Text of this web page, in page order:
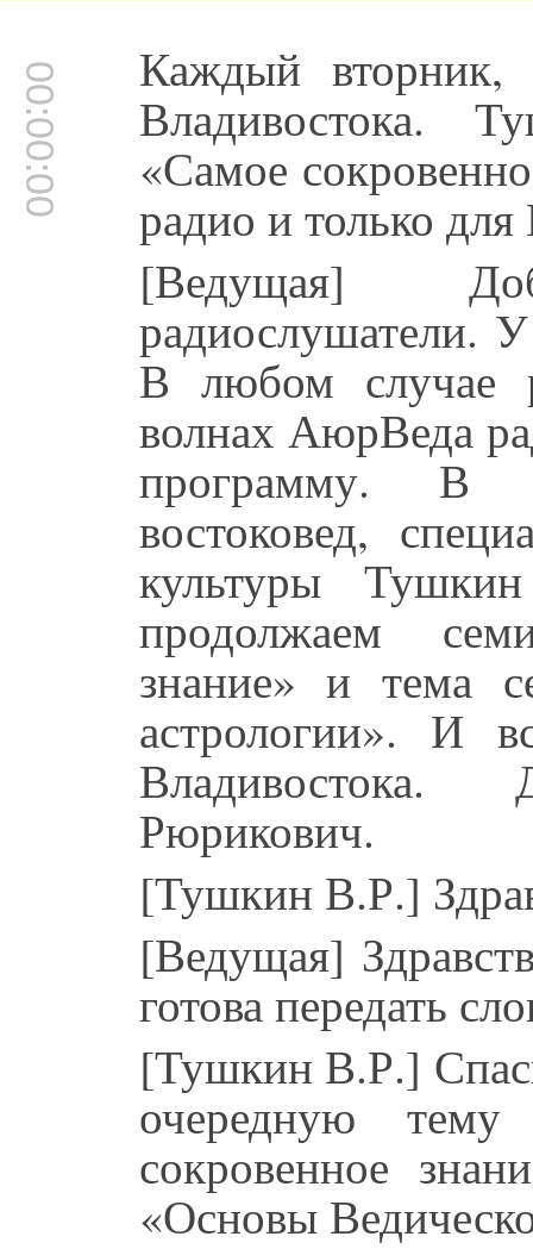
00:00:00 Каждый
Владивостока.
«Самое
радио и только для
[Ведущая]
радиослушатели.
В любом случае
волнах АюрВеда
программу. В
востоковед,
культуры
продолжаем
знание» и тема
астрологии». И
Рюрикович.
[Тушкин В.Р.]
[Ведущая]
готова передать
[Тушкин В.Р.]
очередную
сокровенное
«Основы